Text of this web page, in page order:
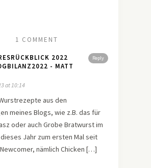
1 COMMENT
Reply
2022
- MATT
at 10:14
aus den
meines Blogs, wie z.B. das für
oder auch Grobe Bratwurst im
Jahr zum ersten Mal seit
nämlich Chicken […]